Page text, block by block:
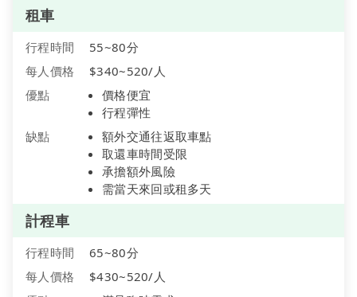
租車
行程時間
55~80分
每人價格
$340~520/人
優點
價格便宜
行程彈性
缺點
額外交通往返取車點
取還車時間受限
承擔額外風險
需當天來回或租多天
計程車
行程時間
65~80分
每人價格
$430~520/人